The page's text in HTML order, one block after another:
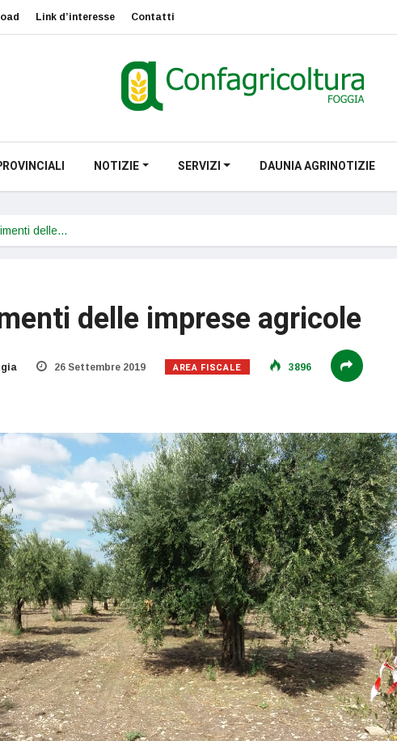
Link d’interesse Contatti
NOTIZIE SERVIZI DAUNIA AGRINOTIZIE
delle…
delle imprese agricole
26 Settembre 2019 AREA FISCALE 3896